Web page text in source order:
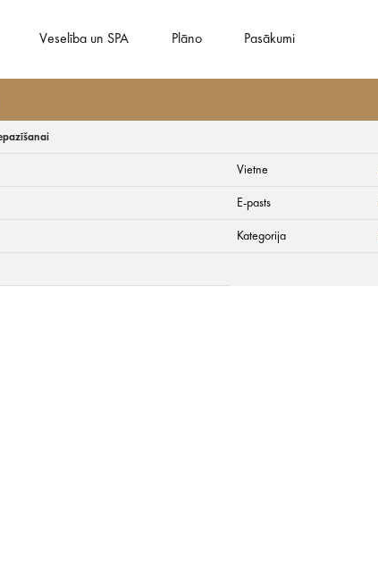
Veselība un SPA Plāno Pasākumi
– digitālaisVietne
E-pasts
Kategorija